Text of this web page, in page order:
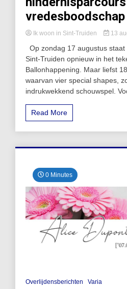
vredesboodschap
Ik woon in Sint-Truiden 13
Op zondag 17 augustus
Sint-Truiden opnieuw in het
Ballonhappening. Maar liefst
waarvan vier special shapes,
indrukwekkend schouwspel.
Read More
0 Minutes
Overlijdensberichten Varia